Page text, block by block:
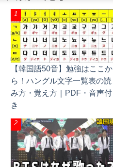
【韓国語50音】勉強はここか
ら！ハングル文字一覧表の読
み方・覚え方｜PDF・音声付
き